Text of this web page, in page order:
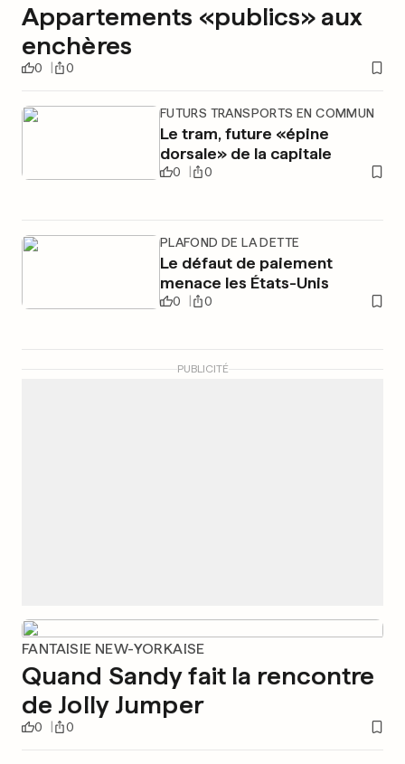
Appartements «publics» aux
enchères
0 0
FUTURS TRANSPORTS EN COMMUN
Le tram, future «épine
dorsale» de la capitale
0 0
PLAFOND DE LA DETTE
Le défaut de paiement
menace les États-Unis
0 0
PUBLICITÉ
FANTAISIE NEW-YORKAISE
Quand Sandy fait la rencontre
de Jolly Jumper
0 0